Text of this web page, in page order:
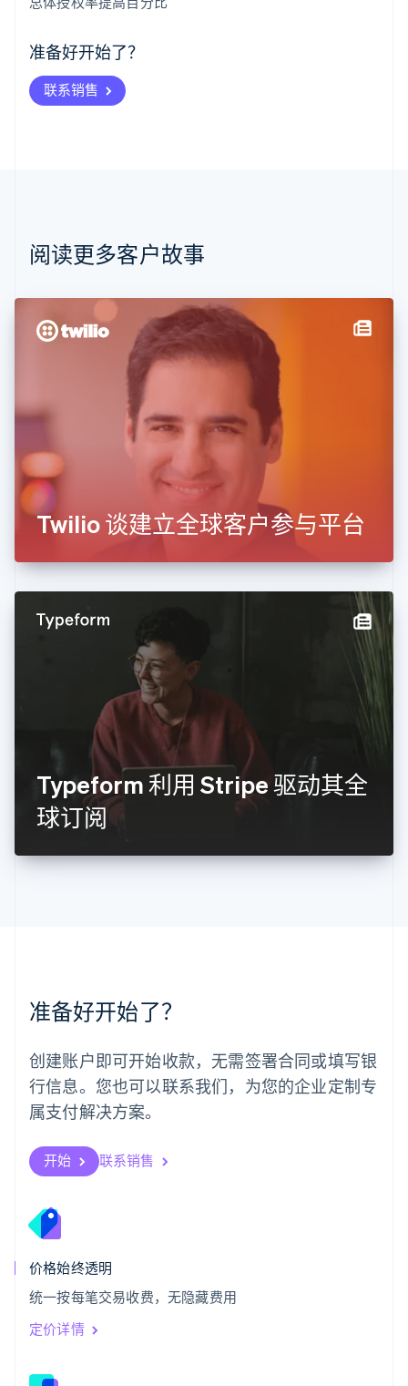
准备好开始了？
联系销售
阅读更多客户故事
Twilio 谈建立全球客户参与平台
Typeform 利用 Stripe 驱动其全
球订阅
准备好开始了？
创建账户即可开始收款，无需签署合同或填写银
行信息。您也可以联系我们，为您的企业定制专
属支付解决方案。
开始 联系销售
价格始终透明
统一按每笔交易收费，无隐藏费用
定价详情
爱尔兰
爱沙尼亚
English
奥地利
Deutsch English
Nederlands Français Deutsch
波兰
丹麦
德国
English
Svenska
荷兰
Nederlands English
加拿大
捷克
克罗地亚
English
立陶宛
English
Français Deutsch English
罗马尼亚
马尔他
English
马来西亚
美国
日本
日本語English
SvenskaEnglish
瑞士
DeutschFrançais ItalianoEnglish
塞浦路斯
斯洛伐克
English
English
泰国
ไทย
希腊
English
西班牙
Español
新加坡
新西兰